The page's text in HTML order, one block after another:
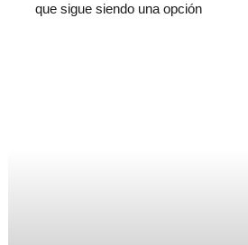
que sigue siendo una opción